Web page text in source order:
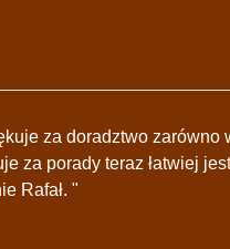
za doradztwo zarówno
za porady teraz łatwiej
Rafał. "